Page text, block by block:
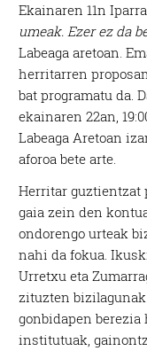
Ekainaren 11n
umeak. Ezer ez da
Labeaga aretoan.
herritarren
bat programatu da.
ekainaren 22an,
Labeaga Aretoan
aforoa bete arte.
Herritar guztientzat
gaia zein den
ondorengo urteak
nahi da fokua.
Urretxu eta
zituzten
gonbidapen
institutuak,